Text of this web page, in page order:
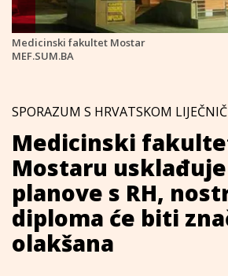
Medicinski fakultet Mostar
MEF.SUM.BA
SPORAZUM S HRVATSKOM
Medicinski
Mostaru
planove s RH,
diploma će biti
olakšana